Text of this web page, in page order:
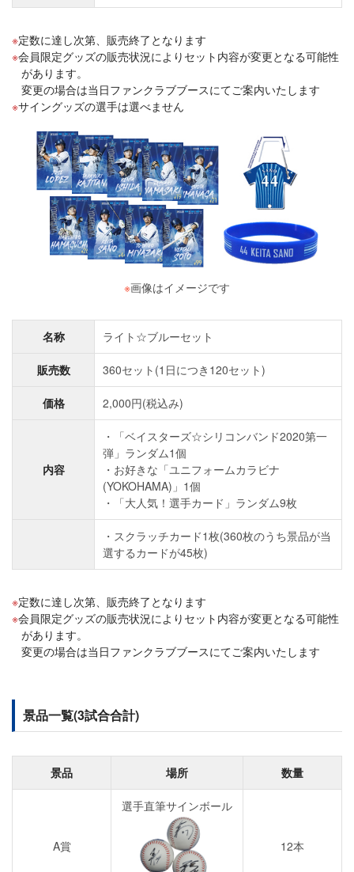
定数に達し次第、販売終了となります
会員限定グッズの販売状況によりセット内容が変更となる可能性
があります。
変更の場合は当日ファンクラブブースにてご案内いたします
サイングッズの選手は選べません
※画像はイメージです
名称 ライト☆ブルーセット
販売数 360セット(1日につき120セット)
価格 2,000円(税込み)
内容
・「ベイスターズ☆シリコンバンド2020第一
弾」ランダム1個
・お好きな「ユニフォームカラビナ
(YOKOHAMA)」1個
・「大人気！選手カード」ランダム9枚
・スクラッチカード1枚(360枚のうち景品が当
選するカードが45枚)
定数に達し次第、販売終了となります
会員限定グッズの販売状況によりセット内容が変更となる可能性
があります。
変更の場合は当日ファンクラブブースにてご案内いたします
景品一覧(3試合合計)
景品 場所 数量
A賞
選手直筆サインボール
12本